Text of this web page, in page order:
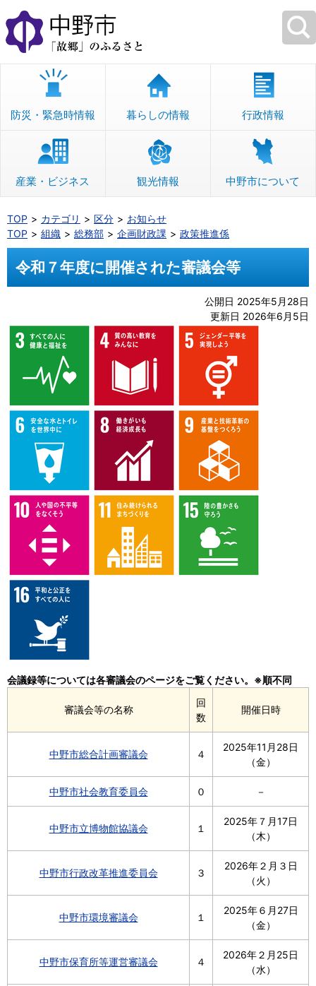
本
文
へ
移
防災・緊急時情報 暮らしの情報 行政情報
産業・ビジネス 観光情報 中野市について
TOP カテゴリ 区分
お知らせ
TOP
組織 総務部 企画財政課 政策推進係
令和７年度に開催された審議会等
公開日 2025年5月28日
更新日 2026年6月5日
会議録等については各審議会のページをご覧ください。※順不同
審議会等の名称
回
数
開催日時
中野市総合計画審議会 ４
2025年11月28日
（金）
中野市社会教育委員会 ０ －
中野市立博物館協議会 １
2025年７月17日
（木）
中野市行政改革推進委員会 ３
2026年２月３日
（火）
中野市環境審議会 １
2025年６月27日
（金）
中野市保育所等運営審議会 ４
2026年２月25日
（水）